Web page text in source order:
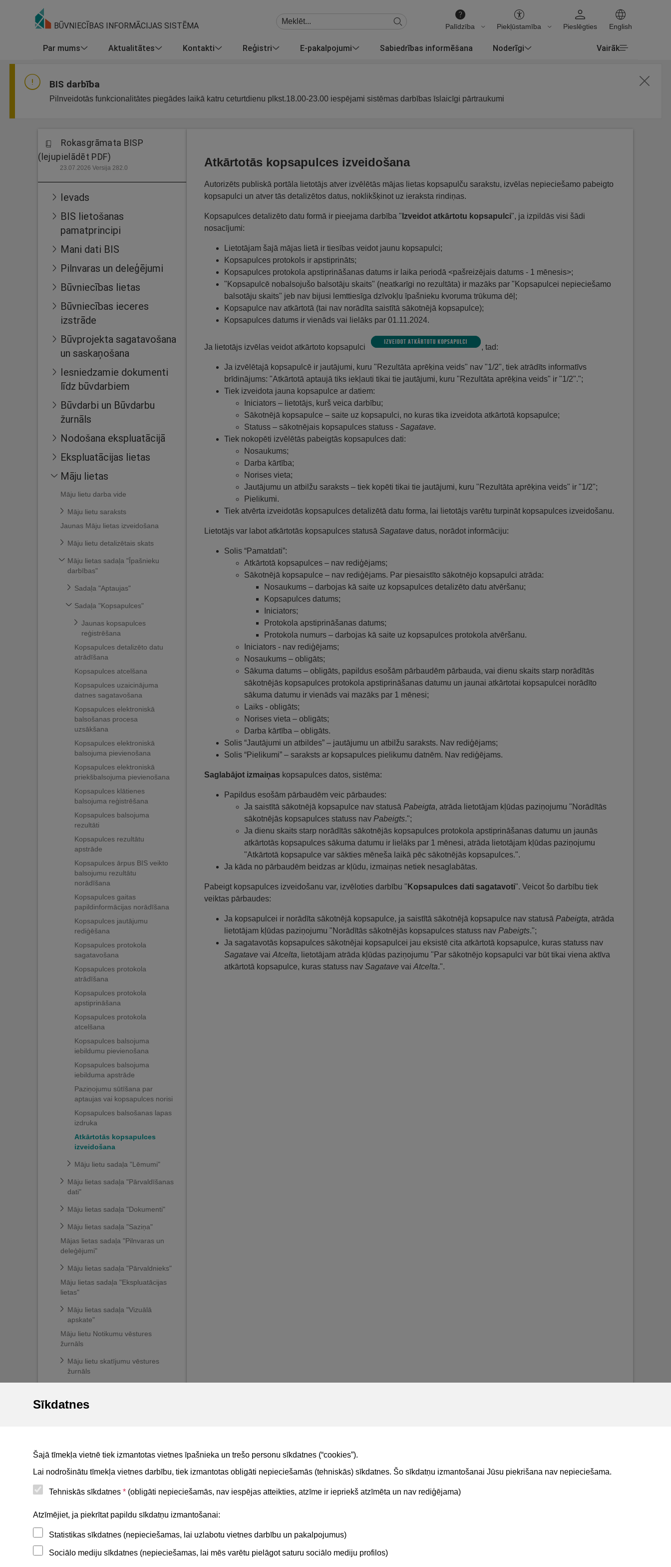
BŪVNIECĪBAS INFORMĀCIJAS SISTĒMA Palīdzība Piekļūstamība Pieslēgties English
Par mums Aktualitātes Kontakti Reģistri E-pakalpojumi Sabiedrības informēšana Noderīgi Vairāk
BIS darbība
Pilnveidotās funkcionalitātes piegādes laikā katru ceturtdienu plkst.18.00-23.00 iespējami sistēmas darbības īslaicīgi pārtraukumi
Sīkdatnes
Šajā tīmekļa vietnē tiek izmantotas vietnes īpašnieka un trešo personu sīkdatnes (“cookies”).
Lai nodrošinātu tīmekļa vietnes darbību, tiek izmantotas obligāti nepieciešamās (tehniskās) sīkdatnes. Šo sīkdatņu izmantošanai Jūsu piekrišana nav nepieciešama.
Tehniskās sīkdatnes * (obligāti nepieciešamās, nav iespējas atteikties, atzīme ir iepriekš atzīmēta un nav rediģējama)
Atzīmējiet, ja piekrītat papildu sīkdatņu izmantošanai:
Statistikas sīkdatnes (nepieciešamas, lai uzlabotu vietnes darbību un pakalpojumus)
Sociālo mediju sīkdatnes (nepieciešamas, lai mēs varētu pielāgot saturu sociālo mediju profilos)
Rokasgrāmata BISP
(lejupielādēt PDF)
23.07.2026 Versija 282.0
Ievads
BIS lietošanas
pamatprincipi
Mani dati BIS
Pilnvaras un deleģējumi
Būvniecības lietas
Būvniecības ieceres
izstrāde
Būvprojekta sagatavošana
un saskaņošana
Iesniedzamie dokumenti
līdz būvdarbiem
Būvdarbi un Būvdarbu
žurnāls
Nodošana ekspluatācijā
Ekspluatācijas lietas
Māju lietas
Māju lietu darba vide
Māju lietu saraksts
Jaunas Māju lietas izveidošana
Māju lietu detalizētais skats
Māju lietas sadaļa "Īpašnieku
darbības"
Sadaļa "Aptaujas"
Sadaļa "Kopsapulces"
Jaunas kopsapulces
reģistrēšana
Kopsapulces detalizēto datu
atrādīšana
Kopsapulces atcelšana
Kopsapulces uzaicinājuma
datnes sagatavošana
Kopsapulces elektroniskā
balsošanas procesa
uzsākšana
Kopsapulces elektroniskā
balsojuma pievienošana
Kopsapulces elektroniskā
priekšbalsojuma pievienošana
Kopsapulces klātienes
balsojuma reģistrēšana
Kopsapulces balsojuma
rezultāti
Kopsapulces rezultātu
apstrāde
Kopsapulces ārpus BIS veikto
balsojumu rezultātu
norādīšana
Kopsapulces gaitas
papildinformācijas norādīšana
Kopsapulces jautājumu
rediģēšana
Kopsapulces protokola
sagatavošana
Kopsapulces protokola
atrādīšana
Kopsapulces protokola
apstiprināšana
Kopsapulces protokola
atcelšana
Kopsapulces balsojuma
iebildumu pievienošana
Kopsapulces balsojuma
iebilduma apstrāde
Paziņojumu sūtīšana par
aptaujas vai kopsapulces norisi
Kopsapulces balsošanas lapas
izdruka
Atkārtotās kopsapulces
izveidošana
Māju lietu sadaļa "Lēmumi"
Māju lietas sadaļa "Pārvaldīšanas
dati"
Māju lietas sadaļa "Dokumenti"
Māju lietas sadaļa "Saziņa"
Mājas lietas sadaļa "Pilnvaras un
deleģējumi"
Māju lietas sadaļa "Pārvaldnieks"
Māju lietas sadaļa "Ekspluatācijas
lietas"
Māju lietas sadaļa "Vizuālā
apskate"
Māju lietu Notikumu vēstures
žurnāls
Māju lietu skatījumu vēstures
žurnāls
Mājas lietu darbību ierobežošana
statusa
For non-residents
Atkārtotās kopsapulces izveidošana
Autorizēts publiskā portāla lietotājs atver izvēlētās mājas lietas kopsapulču sarakstu, izvēlas nepieciešamo pabeigto
kopsapulci un atver tās detalizētos datus, noklikšķinot uz ieraksta rindiņas.
Kopsapulces detalizēto datu formā ir pieejama darbība " Izveidot atkārtotu kopsapulci", ja izpildās visi šādi
nosacījumi:
Lietotājam šajā mājas lietā ir tiesības veidot jaunu kopsapulci;
Kopsapulces protokols ir apstiprināts;
Kopsapulces protokola apstiprināšanas datums ir laika periodā <pašreizējais datums - 1 mēnesis>;
"Kopsapulcē nobalsojušo balsotāju skaits" (neatkarīgi no rezultāta) ir mazāks par "Kopsapulcei nepieciešamo
balsotāju skaits" jeb nav bijusi lemttiesīga dzīvokļu īpašnieku kvoruma trūkuma dēļ;
Kopsapulce nav atkārtotā (tai nav norādīta saistītā sākotnējā kopsapulce);
Kopsapulces datums ir vienāds vai lielāks par 01.11.2024.
Ja lietotājs izvēlas veidot atkārtoto kopsapulci , tad:
Ja izvēlētajā kopsapulcē ir jautājumi, kuru "Rezultāta aprēķina veids" nav "1/2", tiek atrādīts informatīvs
brīdinājums: "Atkārtotā aptaujā tiks iekļauti tikai tie jautājumi, kuru "Rezultāta aprēķina veids" ir "1/2".";
Tiek izveidota jauna kopsapulce ar datiem:
Iniciators – lietotājs, kurš veica darbību;
Sākotnējā kopsapulce – saite uz kopsapulci, no kuras tika izveidota atkārtotā kopsapulce;
Statuss – sākotnējais kopsapulces statuss - Sagatave.
Tiek nokopēti izvēlētās pabeigtās kopsapulces dati:
Nosaukums;
Darba kārtība;
Norises vieta;
Jautājumu un atbilžu saraksts – tiek kopēti tikai tie jautājumi, kuru "Rezultāta aprēķina veids" ir "1/2";
Pielikumi.
Tiek atvērta izveidotās kopsapulces detalizētā datu forma, lai lietotājs varētu turpināt kopsapulces izveidošanu.
Lietotājs var labot atkārtotās kopsapulces statusā Sagatave datus, norādot informāciju:
Solis “Pamatdati”:
Atkārtotā kopsapulces – nav rediģējams;
Sākotnējā kopsapulce – nav rediģējams. Par piesaistīto sākotnējo kopsapulci atrāda:
Nosaukums – darbojas kā saite uz kopsapulces detalizēto datu atvēršanu;
Kopsapulces datums;
Iniciators;
Protokola apstiprināšanas datums;
Protokola numurs – darbojas kā saite uz kopsapulces protokola atvēršanu.
Iniciators - nav rediģējams;
Nosaukums – obligāts;
Sākuma datums – obligāts, papildus esošām pārbaudēm pārbauda, vai dienu skaits starp norādītās
sākotnējās kopsapulces protokola apstiprināšanas datumu un jaunai atkārtotai kopsapulcei norādīto
sākuma datumu ir vienāds vai mazāks par 1 mēnesi;
Laiks - obligāts;
Norises vieta – obligāts;
Darba kārtība – obligāts.
Solis “Jautājumi un atbildes” – jautājumu un atbilžu saraksts. Nav rediģējams;
Solis “Pielikumi” – saraksts ar kopsapulces pielikumu datnēm. Nav rediģējams.
Saglabājot izmaiņas kopsapulces datos, sistēma:
Papildus esošām pārbaudēm veic pārbaudes:
Ja saistītā sākotnējā kopsapulce nav statusā Pabeigta, atrāda lietotājam kļūdas paziņojumu "Norādītās
sākotnējās kopsapulces statuss nav Pabeigts.";
Ja dienu skaits starp norādītās sākotnējās kopsapulces protokola apstiprināšanas datumu un jaunās
atkārtotās kopsapulces sākuma datumu ir lielāks par 1 mēnesi, atrāda lietotājam kļūdas paziņojumu
"Atkārtotā kopsapulce var sākties mēneša laikā pēc sākotnējās kopsapulces.".
Ja kāda no pārbaudēm beidzas ar kļūdu, izmaiņas netiek nesaglabātas.
Pabeigt kopsapulces izveidošanu var, izvēloties darbību " Kopsapulces dati sagatavoti". Veicot šo darbību tiek
veiktas pārbaudes:
Ja kopsapulcei ir norādīta sākotnējā kopsapulce, ja saistītā sākotnējā kopsapulce nav statusā Pabeigta, atrāda
lietotājam kļūdas paziņojumu "Norādītās sākotnējās kopsapulces statuss nav Pabeigts.";
Ja sagatavotās kopsapulces sākotnējai kopsapulcei jau eksistē cita atkārtotā kopsapulce, kuras statuss nav
Sagatave vai Atcelta, lietotājam atrāda kļūdas paziņojumu "Par sākotnējo kopsapulci var būt tikai viena aktīva
atkārtotā kopsapulce, kuras statuss nav Sagatave vai Atcelta.".
Noderīgi
Privātuma politika
BIS lietošanas noteikumi
BIS atbalsta dienesta tālrunis: